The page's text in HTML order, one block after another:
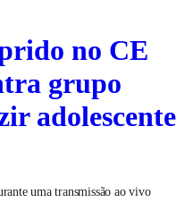
no CE
grupo
adolescente
uma transmissão ao vivo